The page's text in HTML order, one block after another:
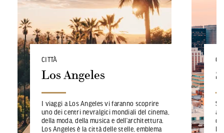
CITTÀ
Los Angeles
I viaggi a Los Angeles vi faranno scoprire
uno dei centri nevralgici mondiali del cinema,
della moda, della musica e dell’architettura.
Los Angeles è la città delle stelle, emblema